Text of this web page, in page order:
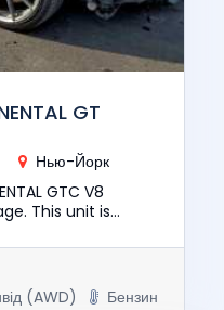
GT
Нью-Йорк
GTC V8
This unit is
(AWD) Бензин